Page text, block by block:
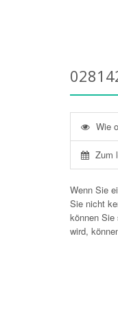
Wie
Zum
Wenn Sie
Sie nicht
können Sie
wird,